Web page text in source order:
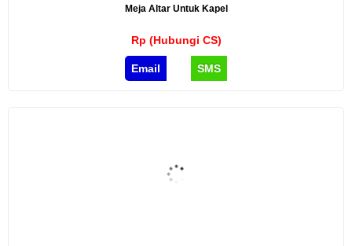
Meja Altar Untuk Kapel
Rp (Hubungi CS)
Email SMS